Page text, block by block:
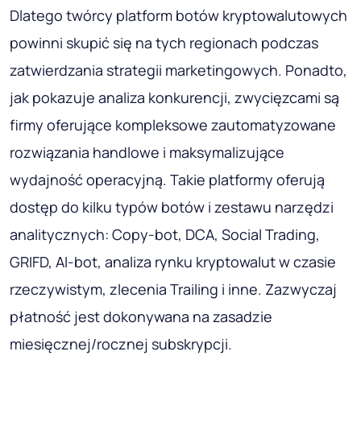
Dlatego twórcy platform botów kryptowalutowych
powinni skupić się na tych regionach podczas
zatwierdzania strategii marketingowych. Ponadto,
jak pokazuje analiza konkurencji, zwycięzcami są
firmy oferujące kompleksowe zautomatyzowane
rozwiązania handlowe i maksymalizujące
wydajność operacyjną. Takie platformy oferują
dostęp do kilku typów botów i zestawu narzędzi
analitycznych: Copy-bot, DCA, Social Trading,
GRIFD, AI-bot, analiza rynku kryptowalut w czasie
rzeczywistym, zlecenia Trailing i inne. Zazwyczaj
płatność jest dokonywana na zasadzie
miesięcznej/rocznej subskrypcji.